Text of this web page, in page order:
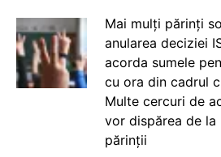
Mai mulți părinți
anularea deciziei
acorda sumele
cu ora din cadrul
Multe cercuri de
vor dispărea de la
părinții